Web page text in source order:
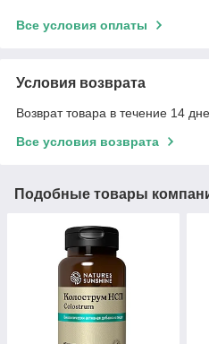
Все условия оплаты
Условия возврата
Возврат товара в течение 14
Все условия возврата
Подобные товары